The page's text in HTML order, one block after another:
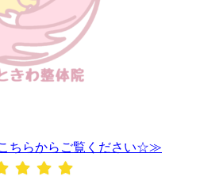
ちらからご覧ください☆≫